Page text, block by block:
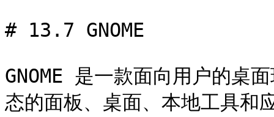
# 13.7 GNOME
GNOME 是一款面向用户的桌
态的面板、桌面、本地工具和